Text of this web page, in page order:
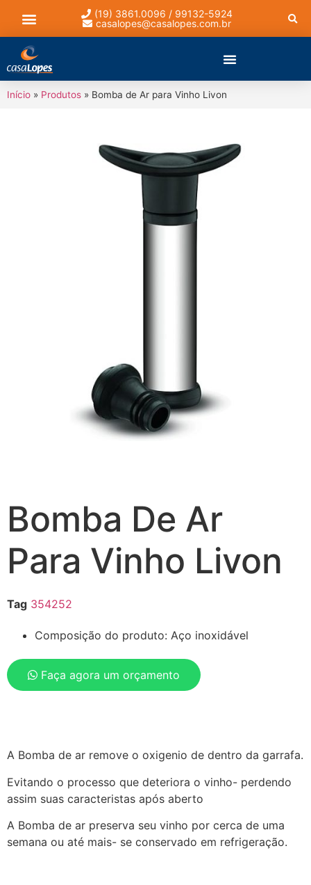
(19) 3861.0096 / 99132-5924
casalopes@casalopes.com.br
Início » Produtos » Bomba de Ar para Vinho Livon
Bomba De Ar
Para Vinho Livon
Tag 354252
Composição do produto: Aço inoxidável
Faça agora um orçamento
A Bomba de ar remove o oxigenio de dentro da garrafa.
Evitando o processo que deteriora o vinho- perdendo
assim suas caracteristas após aberto
A Bomba de ar preserva seu vinho por cerca de uma
semana ou até mais- se conservado em refrigeração.